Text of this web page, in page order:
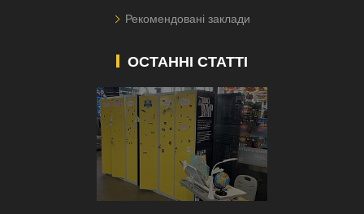
Рекомендовані заклади
ОСТАННІ СТАТТІ